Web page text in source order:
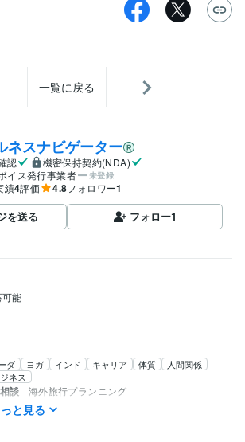
一覧に戻る
ネスナビゲーター
認
機密保持契約(NDA)
イス発行事業者
未登録
績4評価 4.8フォロワー1
を送る フォロー1
能
ダ ヨガ インド キャリア 体質
人間関係
ネス
談 海外旅行プランニング
アーユルヴェーダ
と見る